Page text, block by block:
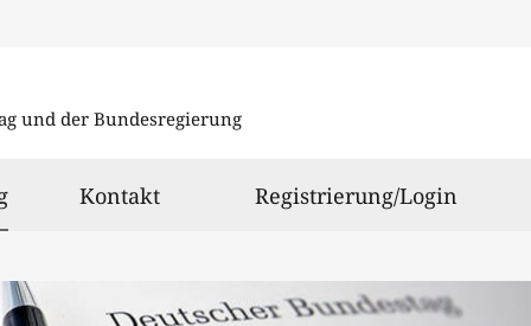
und der Bundesregierung
ausgewählt
Kontakt Registrierung/Login